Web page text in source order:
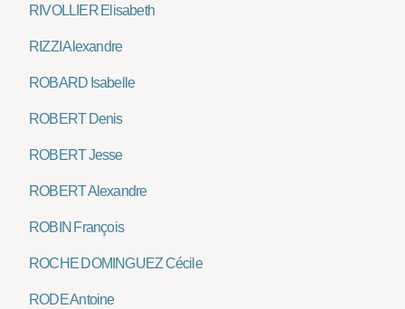
RIVOLLIER Elisabeth
RIZZI Alexandre
ROBARD Isabelle
ROBERT Denis
ROBERT Jesse
ROBERT Alexandre
ROBIN François
ROCHE DOMINGUEZ Cécile
RODE Antoine